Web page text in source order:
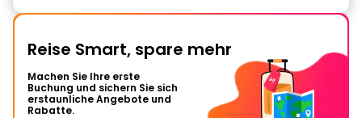
Reise Smart, spare mehr
Machen Sie Ihre erste
Buchung und sichern Sie sich
erstaunliche Angebote und
Rabatte.